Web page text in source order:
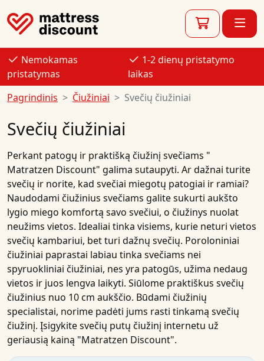
Nemokamas
pristatymas
1-2 dienų pristatymo
laikas
Pagrindinis
Čiužiniai Svečių čiužiniai
Svečių čiužiniai
Perkant patogų ir praktišką čiužinį svečiams "
Matratzen Discount" galima sutaupyti. Ar dažnai turite
svečių ir norite, kad svečiai miegotų patogiai ir ramiai?
Naudodami čiužinius svečiams galite sukurti aukšto
lygio miego komfortą savo svečiui, o čiužinys nuolat
neužims vietos. Idealiai tinka visiems, kurie neturi vietos
svečių kambariui, bet turi dažnų svečių. Poroloniniai
čiužiniai paprastai labiau tinka svečiams nei
spyruokliniai čiužiniai, nes yra patogūs, užima nedaug
vietos ir juos lengva laikyti. Siūlome praktiškus svečių
čiužinius nuo 10 cm aukščio. Būdami čiužinių
specialistai, norime padėti jums rasti tinkamą svečių
čiužinį. Įsigykitesvečių putų čiužinį internetu už
geriausią kainą "Matratzen Discount".